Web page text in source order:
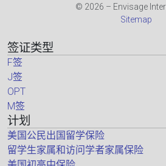
© 2026 – Envisage
Sitemap
签证类型
F签
J签
OPT
M签
计划
美国公民出国留学保险
留学生家属和访问学者家属保险